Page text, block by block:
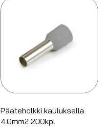
Pääteholkki kauluksella
4.0mm2 200kpl